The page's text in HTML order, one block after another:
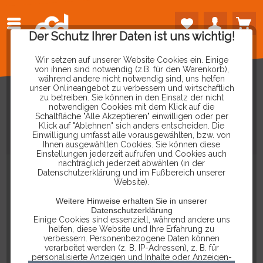
Der Schutz Ihrer Daten ist uns wichtig!
Wir setzen auf unserer Website Cookies ein. Einige
von ihnen sind notwendig (z.B. für den Warenkorb),
während andere nicht notwendig sind, uns helfen
unser Onlineangebot zu verbessern und wirtschaftlich
zu betreiben. Sie können in den Einsatz der nicht
notwendigen Cookies mit dem Klick auf die
Schaltfläche "Alle Akzeptieren" einwilligen oder per
Klick auf "Ablehnen" sich anders entscheiden. Die
Einwilligung umfasst alle vorausgewählten, bzw. von
Ihnen ausgewählten Cookies. Sie können diese
Einstellungen jederzeit aufrufen und Cookies auch
nachträglich jederzeit abwählen (in der
Datenschutzerklärung und im Fußbereich unserer
Website).
Weitere Hinweise erhalten Sie in unserer
Datenschutzerklärung
Einige Cookies sind essenziell, während andere uns
helfen, diese Website und Ihre Erfahrung zu
verbessern. Personenbezogene Daten können
verarbeitet werden (z. B. IP-Adressen), z. B. für
personalisierte Anzeigen und Inhalte oder Anzeigen-
KOMPRESSIONSTESTER FÜR
DIESELMOTOREN